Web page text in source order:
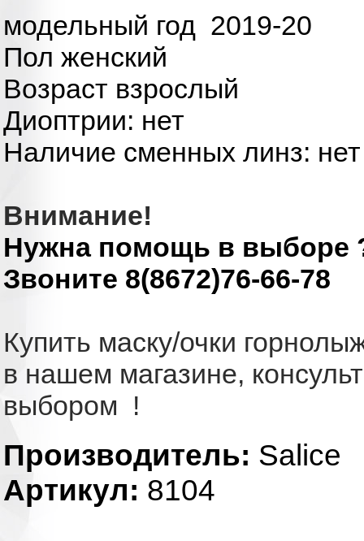
модельный год 2019-20
Пол женский
Возраст взрослый
Диоптрии: нет
Наличие сменных линз: нет
Внимание!
Нужна помощь в выборе
Звоните 8(8672)76-66-78
Купить маску/очки
в нашем магазине,
выбором !
Производитель: Salice
Артикул: 8104